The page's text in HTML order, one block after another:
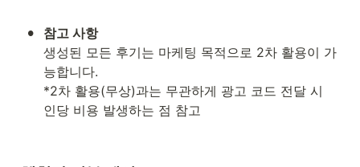
•
생성된 모든 후기는 마케팅 목적으로 2차 활용이 가
능합니다.
*2차 활용(무상)과는 무관하게 광고 코드 전달 시
인당 비용 발생하는 점 참고